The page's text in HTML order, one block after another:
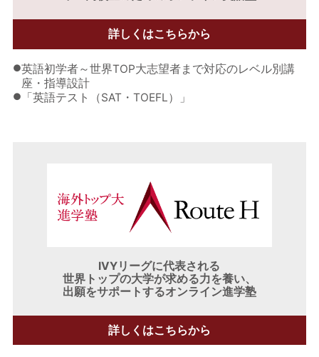
詳しくはこちらから
●英語初学者～世界TOP大志望者まで対応のレベル別講
座・指導設計
● 「英語テスト（SAT・TOEFL）」
IVYリーグに代表される
世界トップの大学が求める力を養い、
出願をサポートするオンライン進学塾
詳しくはこちらから